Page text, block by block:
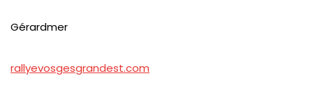
Gérardmer
rallyevosgesgrandest.com